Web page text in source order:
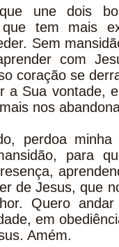
une dois
tem mais
Sem
com
coração se
a Sua vontade,
nos
perdoa
para
de Jesus, que
Quero
em
Amém.